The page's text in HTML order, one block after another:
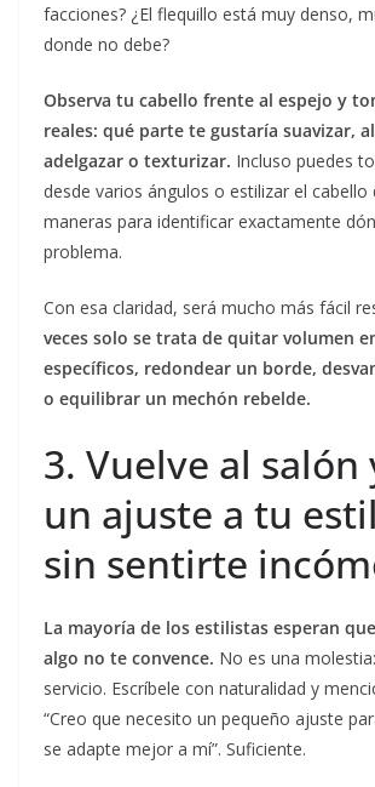
facciones? ¿El flequillo está muy denso,
donde no debe?
Observa tu cabello frente al espejo y
reales: qué parte te gustaría suavizar,
adelgazar o texturizar. Incluso puedes
desde varios ángulos o estilizar el cabello
maneras para identificar exactamente
problema.
Con esa claridad, será mucho más fácil
veces solo se trata de quitar volumen
específicos, redondear un borde,
o equilibrar un mechón rebelde.
3. Vuelve al salón
un ajuste a tu
sin sentirte
La mayoría de los estilistas esperan
algo no te convence. No es una
servicio. Escríbele con naturalidad y
“Creo que necesito un pequeño ajuste
se adapte mejor a mí”. Suficiente.